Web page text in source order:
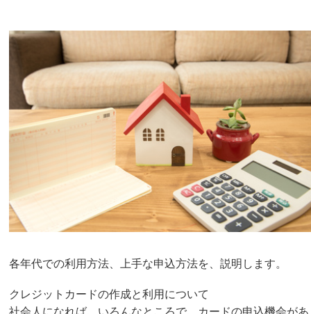
各年代での利用方法、上手な申込方法を、説明します。
クレジットカードの作成と利用について
社会人になれば、いろんなところで、カードの申込機会があ